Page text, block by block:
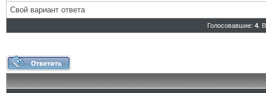
Свой вариант ответа
Голосовавшие: 4.